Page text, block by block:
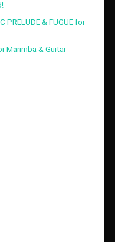
PRELUDE & FUGUE for
Marimba & Guitar